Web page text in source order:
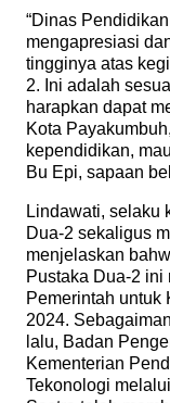
“Dinas
mengapresiasi
tingginya atas
2. Ini adalah
harapkan dapat
Kota
kependidikan,
Bu Epi, sapaan
Lindawati, selaku
Dua-2 sekaligus
menjelaskan
Pustaka Dua-2 ini
Pemerintah untuk
2024.
lalu, Badan
Kementerian
Tekonologi